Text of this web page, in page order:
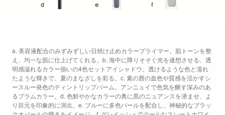
a. 美容液配合のみずみずしい日焼け止めカラープライマー。肌トーンを整
え、均一な肌に仕上げてくれる。b. 海中に降りそそぐ光を連想させる、透
明感溢れるカラー揃いの4色セットアイシャドウ。透けるような色と濡れ
たような輝きで、夏のまなざしを彩る。c. 素の唇の血色や質感を活かすシ
ースルー発色のティントリップバーム。アンニュイで色気を醸す深みのあ
るプラムカラー。d. 色鮮やかなカラーの奥に黒のニュアンスを潜ませ、よ
り目元を印象的に演出。e. ブルーに多色パールを配合し、神秘的なブラッ